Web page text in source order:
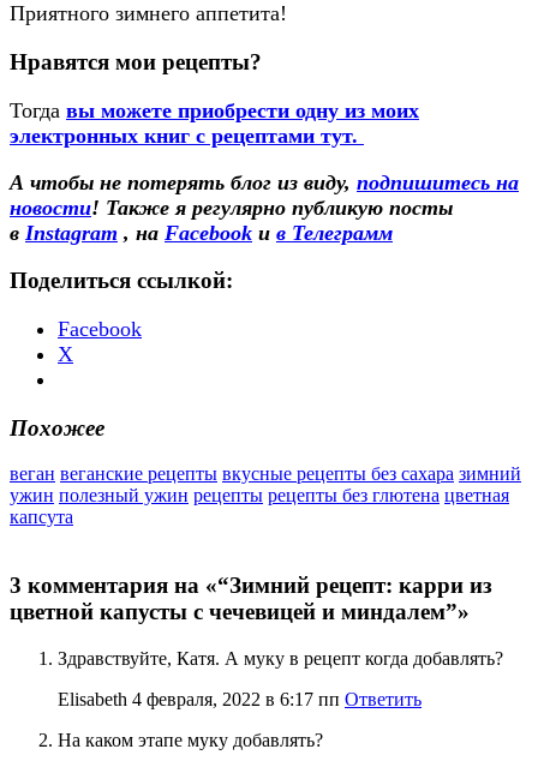
Приятного зимнего аппетита!
Нравятся мои рецепты?
Тогда вы можете приобрести одну из моих
электронных книг с рецептами тут.
А чтобы не потерять блог из виду, подпишитесь на
новости! Также я регулярно публикую посты
в Instagram , на Facebook и в Телеграмм
Поделиться ссылкой:
Facebook
X
Похожее
веган веганские рецепты вкусные рецепты без сахара зимний
ужин полезный ужин рецепты рецепты без глютена цветная
капсута
3 комментария на «“Зимний рецепт: карри из
цветной капусты с чечевицей и миндалем”»
Здравствуйте, Катя. А муку в рецепт когда добавлять?
Elisabeth 4 февраля, 2022 в 6:17 пп Ответить
На каком этапе муку добавлять?